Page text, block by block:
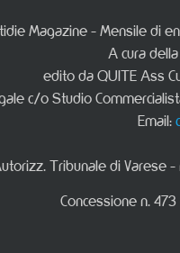
Magazine - Mensile di
A cura
edito da QUITE Ass
c/o Studio
Email:
Tribunale di Varese -
Concessione n.